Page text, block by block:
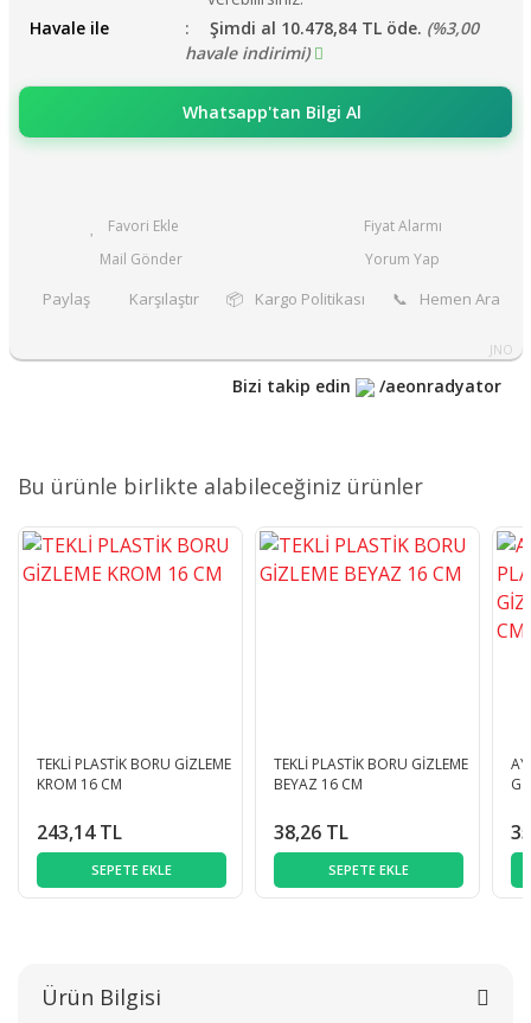
Havale ile
Şimdi al 10.478,84 TL öde. (%3,00
havale indirimi)
Whatsapp'tan Bilgi Al
Fiyat Alarmı
Mail Gönder
Yorum Yap
Paylaş Karşılaştır 📦 Kargo Politikası 📞 Hemen Ara
JNO
Bizi takip edin /aeonradyator
Bu ürünle birlikte alabileceğiniz ürünler
TEKLİ PLASTİK BORU GİZLEME
KROM 16 CM
243,14 TL
SEPETE EKLE
TEKLİ PLASTİK BORU GİZLEME
BEYAZ 16 CM
38,26 TL
SEPETE EKLE
Ürün Bilgisi